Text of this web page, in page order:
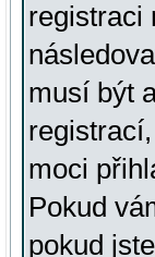
registraci
musí být
moci
Pokud
pokud